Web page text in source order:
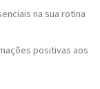
na sua rotina
positivas aos